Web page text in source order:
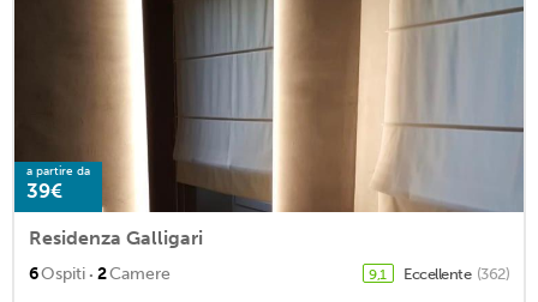
a partire da
39€
Residenza Galligari
6Ospiti · 2Camere 9,1 Eccellente (362)